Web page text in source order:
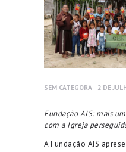
SEM CATEGORA 2 DE
Fundação AIS: mais
com a Igreja
A Fundação AIS